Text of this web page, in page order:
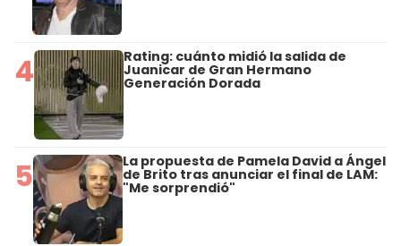
4 Rating: cuánto midió la salida de
Juanicar de Gran Hermano
Generación Dorada
5 La propuesta de Pamela David a Ángel
de Brito tras anunciar el final de LAM:
"Me sorprendió"